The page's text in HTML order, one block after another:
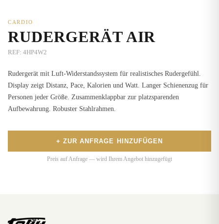
CARDIO
RUDERGERÄT AIR
REF: 4HP4W2
Rudergerät mit Luft-Widerstandssystem für realistisches Rudergefühl.
Display zeigt Distanz, Pace, Kalorien und Watt. Langer Schienenzug für
Personen jeder Größe. Zusammenklappbar zur platzsparenden
Aufbewahrung. Robuster Stahlrahmen.
+ ZUR ANFRAGE HINZUFÜGEN
Preis auf Anfrage — wird Ihrem Angebot hinzugefügt